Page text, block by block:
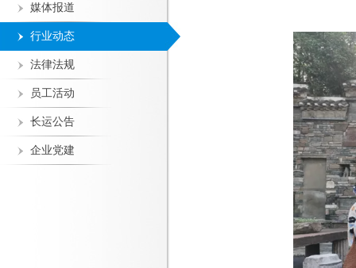
媒体报道
行业动态
法律法规
员工活动
长运公告
企业党建